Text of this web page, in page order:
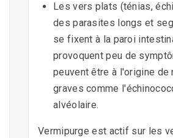
Les vers plats (ténias,
des parasites longs et
se fixent à la paroi
provoquent peu de
peuvent être à l'origine de
graves comme
alvéolaire.
Vermipurge est actif sur les